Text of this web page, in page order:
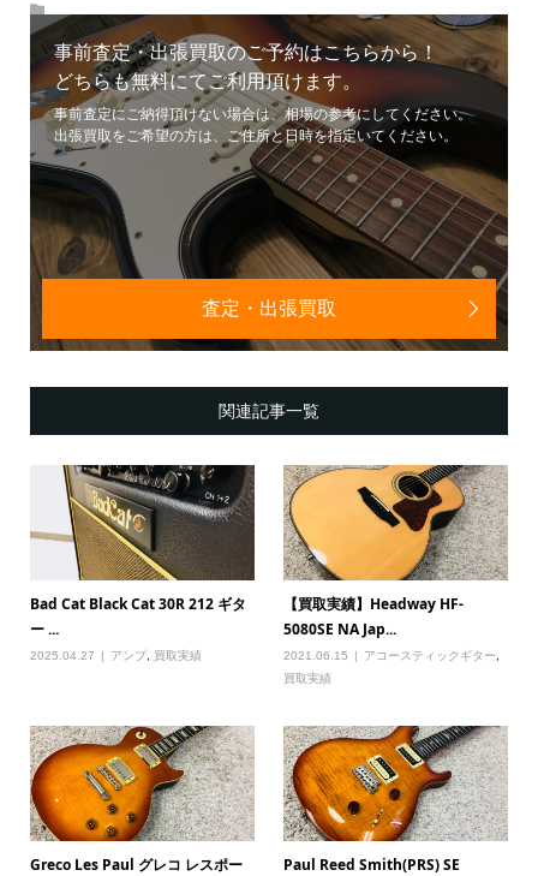
事前査定・出張買取のご予約はこちらから！
どちらも無料にてご利用頂けます。
事前査定にご納得頂けない場合は、相場の参考にしてください。
出張買取をご希望の方は、ご住所と日時を指定いてください。
査定・出張買取
関連記事一覧
Bad Cat Black Cat 30R 212 ギタ
ー ...
2025.04.27 アンプ, 買取実績
【買取実績】Headway HF-
5080SE NA Jap...
2021.06.15 アコースティックギター
買取実績
Greco Les Paul グレコ レスポー
Paul Reed Smith(PRS) SE